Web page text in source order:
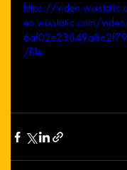
https://
eo.wixstatic.com/
/file